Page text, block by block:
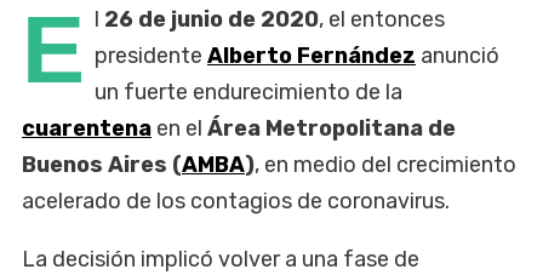
E l 26 de junio de 2020, el entonces
presidente Alberto Fernández anunció
un fuerte endurecimiento de la
cuarentena en el Área Metropolitana de
Buenos Aires (AMBA), en medio del crecimiento
acelerado de los contagios de coronavirus.
La decisión implicó volver a una fase de